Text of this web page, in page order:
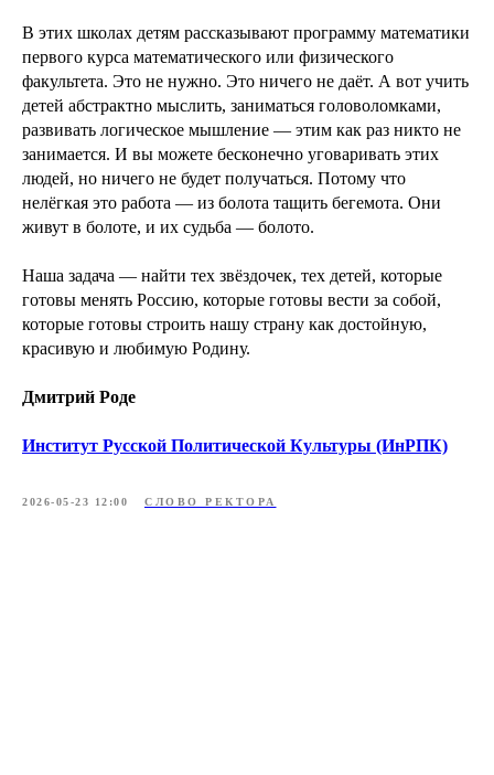
В этих школах детям рассказывают программу математики
первого курса математического или физического
факультета. Это не нужно. Это ничего не даёт. А вот учить
детей абстрактно мыслить, заниматься головоломками,
развивать логическое мышление — этим как раз никто не
занимается. И вы можете бесконечно уговаривать этих
людей, но ничего не будет получаться. Потому что
нелёгкая это работа — из болота тащить бегемота. Они
живут в болоте, и их судьба — болото.
Наша задача — найти тех звёздочек, тех детей, которые
готовы менять Россию, которые готовы вести за собой,
которые готовы строить нашу страну как достойную,
красивую и любимую Родину.
Дмитрий Роде
Институт Русской Политической Культуры (ИнРПК)
2026-05-23 12:00 СЛОВО РЕКТОРА